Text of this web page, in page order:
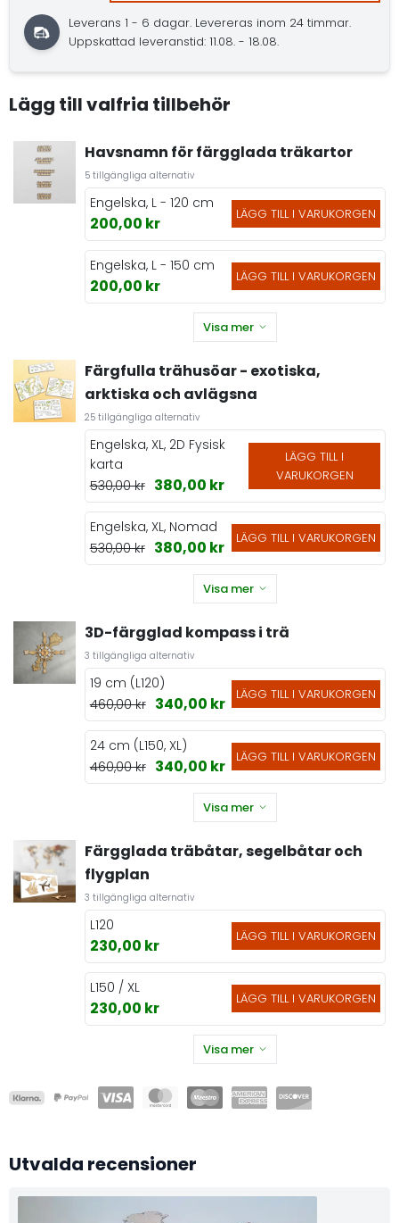
Leverans 1 - 6 dagar. Levereras inom 24 timmar.
Uppskattad leveranstid: 11.08. - 18.08.
Lägg till valfria tillbehör
Havsnamn för färgglada träkartor
5 tillgängliga alternativ
Engelska, L - 120 cm
200,00 kr LÄGG TILL I VARUKORGEN
Engelska, L - 150 cm
200,00 kr LÄGG TILL I VARUKORGEN
Visa mer
Färgfulla trähusöar - exotiska,
arktiska och avlägsna
25 tillgängliga alternativ
Engelska, XL, 2D Fysisk
karta
530,00 kr 380,00 kr
LÄGG TILL I
VARUKORGEN
Engelska, XL, Nomad
530,00 kr 380,00 kr LÄGG TILL I VARUKORGEN
Visa mer
3D-färgglad kompass i trä
3 tillgängliga alternativ
19 cm (L120)
460,00 kr 340,00 kr LÄGG TILL I VARUKORGEN
24 cm (L150, XL)
460,00 kr 340,00 kr LÄGG TILL I VARUKORGEN
Visa mer
Färgglada träbåtar, segelbåtar och
flygplan
3 tillgängliga alternativ
L120
230,00 kr LÄGG TILL I VARUKORGEN
L150 / XL
230,00 kr LÄGG TILL I VARUKORGEN
Visa mer
Utvalda recensioner